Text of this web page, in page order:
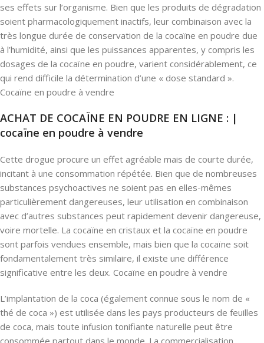
ses effets sur l’organisme. Bien que les produits de dégradation
soient pharmacologiquement inactifs, leur combinaison avec la
très longue durée de conservation de la cocaïne en poudre due
à l’humidité, ainsi que les puissances apparentes, y compris les
dosages de la cocaïne en poudre, varient considérablement, ce
qui rend difficile la détermination d’une « dose standard ».
Cocaïne en poudre à vendre
ACHAT DE COCAÏNE EN POUDRE EN LIGNE : |
cocaïne en poudre à vendre
Cette drogue procure un effet agréable mais de courte durée,
incitant à une consommation répétée. Bien que de nombreuses
substances psychoactives ne soient pas en elles-mêmes
particulièrement dangereuses, leur utilisation en combinaison
avec d’autres substances peut rapidement devenir dangereuse,
voire mortelle. La cocaïne en cristaux et la cocaïne en poudre
sont parfois vendues ensemble, mais bien que la cocaïne soit
fondamentalement très similaire, il existe une différence
significative entre les deux. Cocaïne en poudre à vendre
L’implantation de la coca (également connue sous le nom de «
thé de coca ») est utilisée dans les pays producteurs de feuilles
de coca, mais toute infusion tonifiante naturelle peut être
consommée partout dans le monde. La commercialisation